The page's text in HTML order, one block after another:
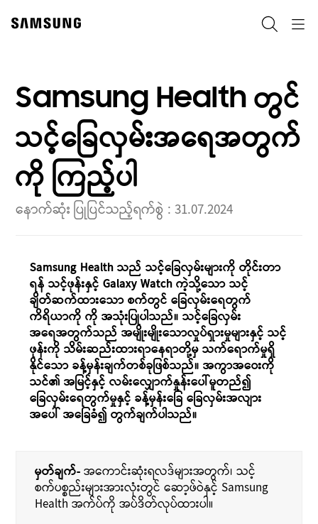
content
Samsung Health တွင်
သင့်ခြေလှမ်းအရေအတွက်
ကို ကြည့်ပါ
နောက်ဆုံး ပြုပြင်သည့်ရက်စွဲ :31.07.2024
Samsung Health သည် သင့်ခြေလှမ်းများကို တိုင်းတာ
ရန် သင့်ဖုန်းနှင့် Galaxy Watch ကဲ့သို့သော သင့်
ချိတ်ဆက်ထားသော စက်တွင် ခြေလှမ်းရေတွက်
ကိရိယာကို ကို အသုံးပြုပါသည်။ သင့်ခြေလှမ်း
အရေအတွက်သည် အမျိုးမျိုးသောလှုပ်ရှားမှုများနှင့် သင့်
ဖုန်းကို သိမ်းဆည်းထားရာနေရာတို့မှ သက်ရောက်မှုရှိ
နိုင်သော ခန့်မှန်းချက်တစ်ခုဖြစ်သည်။ အကွာအဝေးကို
သင်၏ အမြင့်နှင့် လမ်းလျှောက်နှုန်းပေါ်မူတည်၍
ခြေလှမ်းရေတွက်မှုနှင့် ခန့်မှန်းခြေ ခြေလှမ်းအလျား
အပေါ် အခြေခံ၍ တွက်ချက်ပါသည်။
မှတ်ချက်-အကောင်းဆုံးရလဒ်များအတွက်၊ သင့်
စက်ပစ္စည်းများအားလုံးတွင် ဆော့ဖ်ဝဲနှင့် Samsung
Health အက်ပ်ကို အပ်ဒိတ်လုပ်ထားပါ။